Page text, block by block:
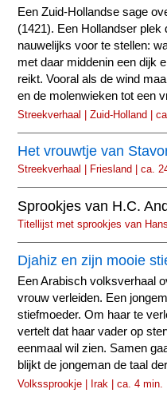
Een Zuid-Hollandse sage
(1421). Een Hollandser plek
nauwelijks voor te stellen:
met daar middenin een dijk
reikt. Vooral als de wind
en de molenwieken tot een
Streekverhaal | Zuid-Holland |
Het vrouwtje van
Streekverhaal | Friesland | ca.
Sprookjes van H.C.
Titellijst met sprookjes van
Djahiz en zijn mooie
Een Arabisch volksverhaal
vrouw verleiden. Een
stiefmoeder. Om haar te
vertelt dat haar vader op
eenmaal wil zien. Samen
blijkt de jongeman de taal
Volkssprookje | Irak | ca. 4 min.